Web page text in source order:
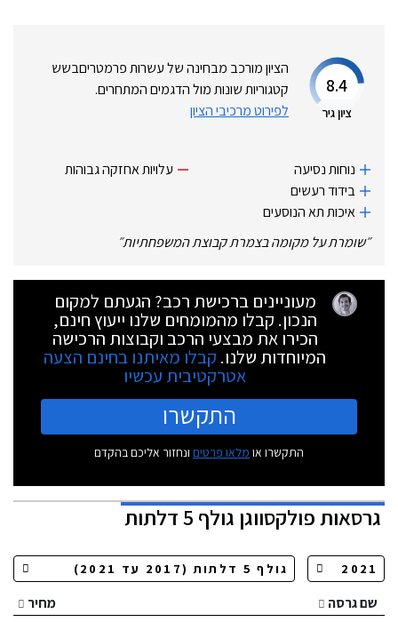
8.4
ציון גיר
הציון מורכב מבחינה של עשרות פרמטריםבשש
קטגוריות שונות מול הדגמים המתחרים.
לפירוט מרכיבי הציון
נוחות נסיעה
בידוד רעשים
איכות תא הנוסעים
עלויות אחזקה גבוהות
״שומרת על מקומה בצמרת קבוצת המשפחתיות״
מעוניינים ברכישת רכב? הגעתם למקום
הנכון. קבלו מהמומחים שלנו ייעוץ חינם,
הכירו את מבצעי הרכב וקבוצות הרכישה
המיוחדות שלנו. קבלו מאיתנו בחינם הצעה
אטרקטיבית עכשיו
התקשרו
התקשרו או מלאו פרטים ונחזור אליכם בהקדם
גרסאותפולקסווגן גולף 5 דלתות
שם גרסה
מחיר